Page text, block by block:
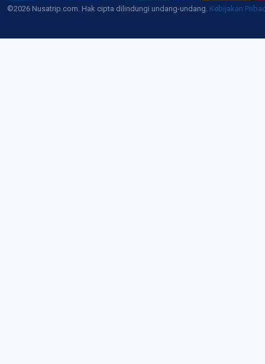
©2026 Nusatrip.com. Hak cipta dilindungi undang-undang. Kebijakan